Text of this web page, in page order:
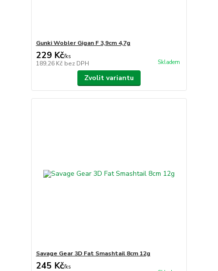
Gunki Wobler Gigan F 3,9cm 4,7g
229 Kč/ks
189,26 Kč bez DPH Skladem
Zvolit variantu
Savage Gear 3D Fat Smashtail 8cm 12g
245 Kč/ks